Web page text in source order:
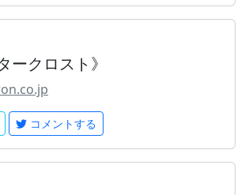
ークロスト》
コメントする